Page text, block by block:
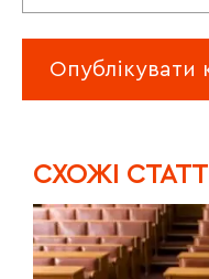
CХОЖІ СТАТТІ